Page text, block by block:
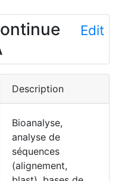
Edit
Description
Bioanalyse,
analyse de
séquences
(alignement,